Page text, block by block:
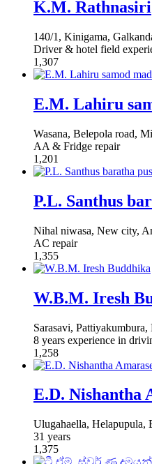
K.M. Rathnasiri
140/1, Kinigama,
Driver & hotel field
1,307
E.M. Lahiru
Wasana, Belepola road,
AA & Fridge repair
1,201
P.L. Santhus
Nihal niwasa, New city,
AC repair
1,355
W.B.M. Iresh
Sarasavi, Pattiyakumbura,
8 years experience in
1,258
E.D. Nishantha
Ulugahaella, Helapupula,
31 years
1,375